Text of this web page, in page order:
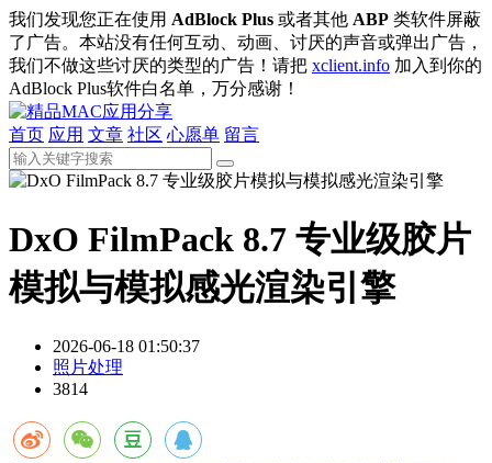
我们发现您正在使用 AdBlock Plus 或者其他 ABP 类软件屏蔽
了广告。本站没有任何互动、动画、讨厌的声音或弹出广告，
我们不做这些讨厌的类型的广告！请把 xclient.info 加入到你的
AdBlock Plus软件白名单，万分感谢！
首页 应用 文章 社区 心愿单 留言
DxO FilmPack 8.7 专业级胶片
模拟与模拟感光渲染引擎
2026-06-18 01:50:37
照片处理
3814